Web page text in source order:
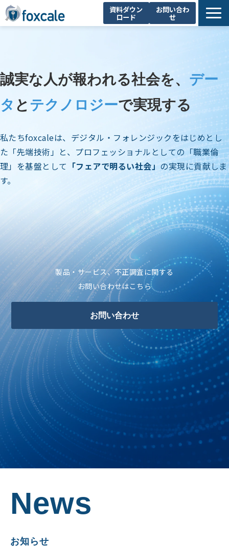
資料ダウン
ロード
お問い合わ
せ
不正調査支援
セミナー・イベント
誠実な人が報われる社会を、 デー
タ と テクノロジーで実現する
私たちfoxcaleは、デジタル・フォレンジックをはじめとし
た「先端技術」と、プロフェッショナルとしての「職業倫
理」を基盤として 「フェアで明るい社会」 の実現に貢献しま
す。
製品・サービス、不正調査に関する
お問い合わせはこちら
お問い合わせ
News
お知らせ